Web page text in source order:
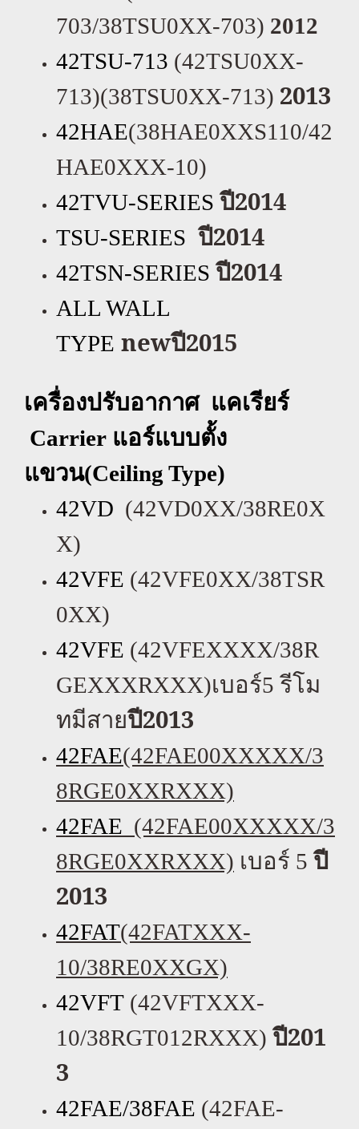
703/38TSU0XX-703) 2012
42TSU-713 (42TSU0XX-
713)(38TSU0XX-713) 2013
42HAE(38HAE0XXS110/42
HAE0XXX-10)
42TVU-SERIES ปี2014
TSU-SERIES ปี2014
42TSN-SERIES ปี2014
ALL WALL
TYPE newปี2015
เครื่องปรับอากาศ แคเรียร์
Carrier แอร์แบบตั้ง
แขวน(Ceiling Type)
42VD (42VD0XX/38RE0X
X)
42VFE (42VFE0XX/38TSR
0XX)
42VFE (42VFEXXXX/38R
GEXXXRXXX)เบอร์5 รีโม
ทมีสายปี2013
42FAE(42FAE00XXXXX/3
8RGE0XXRXXX)
42FAE (42FAE00XXXXX/3
8RGE0XXRXXX) เบอร์ 5 ปี
2013
42FAT(42FATXXX-
10/38RE0XXGX)
42VFT (42VFTXXX-
10/38RGT012RXXX) ปี201
3
42FAE/38FAE (42FAE-